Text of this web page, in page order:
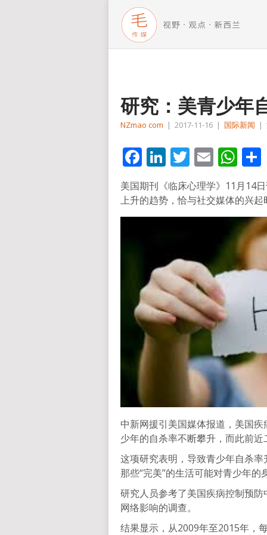
研究：美青少年
NZmao com | 2017-11-16 | 国际新闻 |
Facebook
LinkedIn
Twitter
Email
美国期刊《临床心理学》11月14
上升的趋势，恰与社交媒体的兴
中新网援引美国媒体报道，美国
少年的自杀率不断攀升，而此前
这项研究表明，导致青少年自杀
那些“完美”的生活可能对青少年
研究人员参考了美国疾病控制预
网络影响的调查。
结果显示，从2009年至2015年，